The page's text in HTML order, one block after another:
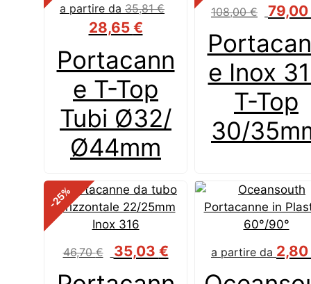
Portacann
e T-Top
Tubi Ø32/
Ø44mm
a partire da 35,81€
28,65 €
e Inox
T-Top
30/
108,00€
Il
era:
108,00
79,00
-25
%
46,70€
Il
35,03 €Il
a partire da 2,80